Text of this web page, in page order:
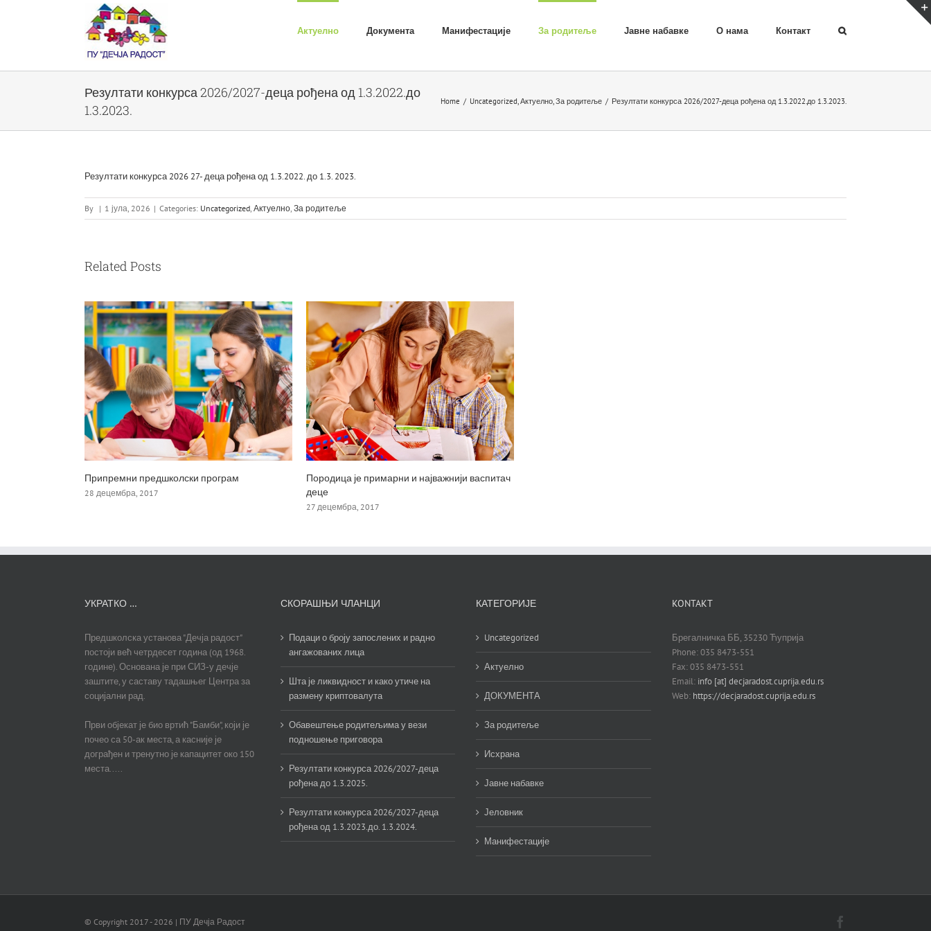
Актуелно Документа Манифестације За родитеље Јавне набавке О нама Контакт
Резултати конкурса 2026/2027-деца рођена од 1.3.2022.до
1.3.2023.
Home / Uncategorized Актуелно За родитеље / Резултати конкурса 2026/2027-деца рођена од 1.3.2022.до 1.3.2023.
Резултати конкурса 2026 27- деца рођена од 1.3.2022. до 1.3. 2023.
By | 1 јула, 2026 | Categories: Uncategorized, Актуелно, За родитеље
Related Posts
Припремни предшколски програм
28 децембра, 2017
Породица је примарни и најважнији васпитач
деце
27 децембра, 2017
УКРАТКО …
Предшколска установа "Дечја радост"
постоји већ четрдесет година (од 1968.
године). Основана је при СИЗ-у дечје
заштите, у саставу тадашњег Центра за
социјални рад.
Први објекат је био вртић "Бамби", који је
почео са 50-ак места, а касније је
дограђен и тренутно је капацитет око 150
места.....
СКОРАШЊИ ЧЛАНЦИ
Подаци о броју запослених и радно
ангажованих лица
Шта је ликвидност и како утиче на
размену криптовалута
Обавештење родитељима у вези
подношење приговора
Резултати конкурса 2026/2027-деца
рођена до 1.3.2025.
Резултати конкурса 2026/2027-деца
рођена од 1.3.2023.до. 1.3.2024.
КАТЕГОРИЈЕ
Uncategorized
Актуелно
ДОКУМЕНТА
За родитеље
Исхрана
Јавне набавке
Јеловник
Манифестације
KONTAKT
Брегалничка ББ, 35230 Ћуприја
Phone: 035 8473-551
Fax: 035 8473-551
Email: info [at] decjaradost.cuprija.edu.rs
Web: https://decjaradost.cuprija.edu.rs
© Copyright 2017 - 2026 | ПУ Дечја Радост